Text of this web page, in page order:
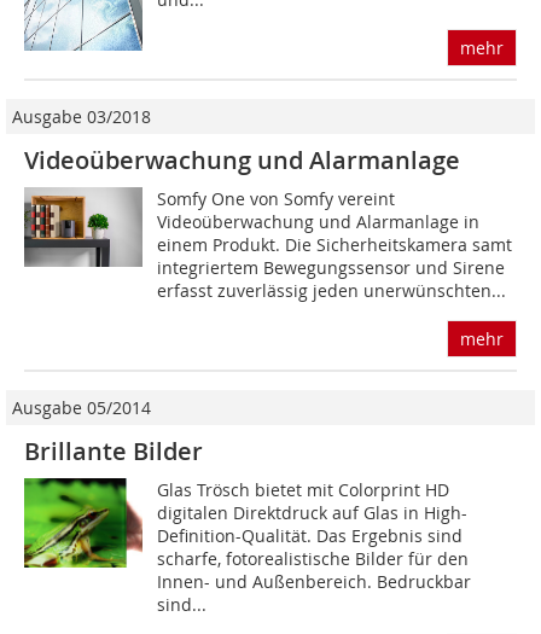
mehr
Ausgabe 03/2018
Videoüberwachung und Alarmanlage
Somfy One von Somfy vereint
Videoüberwachung und Alarmanlage in
einem Produkt. Die Sicherheitskamera samt
integriertem Bewegungssensor und Sirene
erfasst zuverlässig jeden unerwünschten...
mehr
Ausgabe 05/2014
Brillante Bilder
Glas Trösch bietet mit Colorprint HD
digitalen Direktdruck auf Glas in High-
Definition-Qualität. Das Ergebnis sind
scharfe, fotorealistische Bilder für den
Innen- und Außenbereich. Bedruckbar
sind...